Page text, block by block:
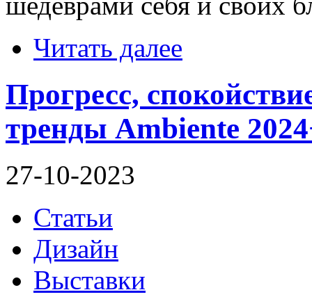
Читать далее
Прогресс,
тренды Ambiente
27-10-2023
Статьи
Дизайн
Выставки